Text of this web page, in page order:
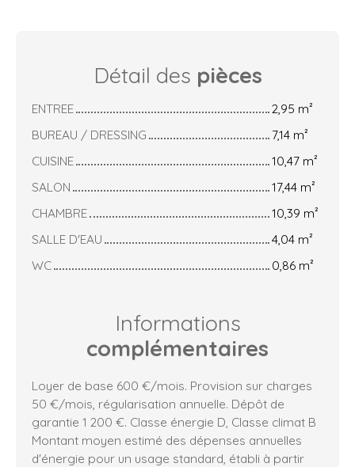
Détail des pièces
ENTREE
2,95 m²
BUREAU / DRESSING
7,14 m²
CUISINE
10,47 m²
SALON
17,44 m²
CHAMBRE
10,39 m²
SALLE D'EAU
4,04 m²
WC
0,86 m²
Informations
complémentaires
Loyer de base 600 €/mois. Provision sur charges
50 €/mois, régularisation annuelle. Dépôt de
garantie 1 200 €. Classe énergie D, Classe climat B
Montant moyen estimé des dépenses annuelles
d'énergie pour un usage standard, établi à partir